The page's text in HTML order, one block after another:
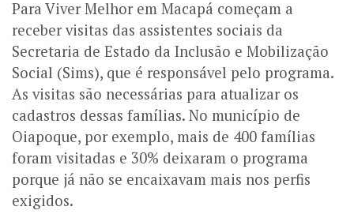
Para Viver Melhor em Macapá começam a
receber visitas das assistentes sociais da
Secretaria de Estado da Inclusão e Mobilização
Social (Sims), que é responsável pelo programa.
As visitas são necessárias para atualizar os
cadastros dessas famílias. No município de
Oiapoque, por exemplo, mais de 400 famílias
foram visitadas e 30% deixaram o programa
porque já não se encaixavam mais nos perfis
exigidos.